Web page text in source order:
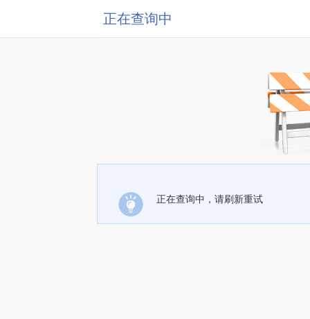
正在查询中
正在查询中，请刷新重试